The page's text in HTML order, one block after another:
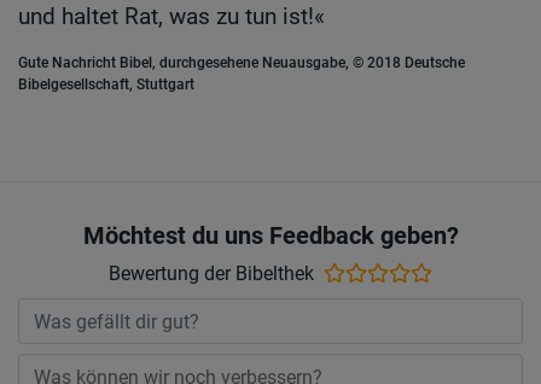
und haltet Rat, was zu tun ist!«
Gute Nachricht Bibel, durchgesehene Neuausgabe, © 2018 Deutsche
Bibelgesellschaft, Stuttgart
Möchtest du uns Feedback geben?
Bewertung der Bibelthek